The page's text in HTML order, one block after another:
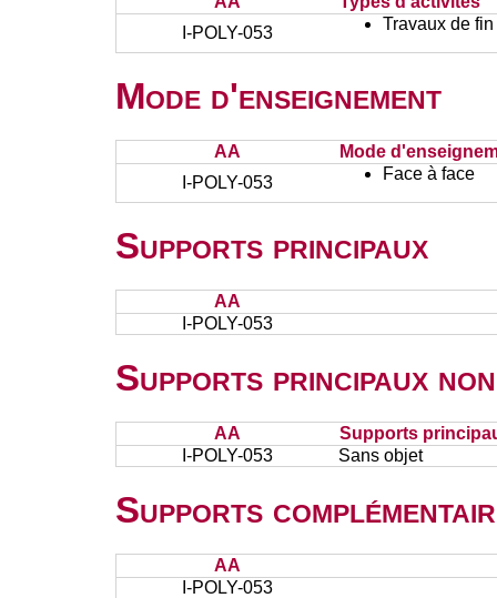
I-POLY-053
Travaux de
Mode d'enseignement
AA
Mode
I-POLY-053
Face à face
Supports principaux
AA
I-POLY-053
Supports principaux
AA
Supports
I-POLY-053
Sans objet
Supports
AA
I-POLY-053